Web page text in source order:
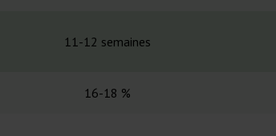
11-12 semaines
16-18 %